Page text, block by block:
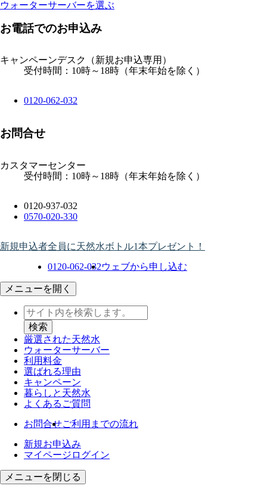
ウォーターサーバーを選ぶ
お電話でのお申込み
キャンペーンデスク
（新規お申込専用）
受付時間：10時～18時（年末年始を除く）
0120-062-032
お問合せ
カスタマーセンター
受付時間：10時～18時（年末年始を除く）
0120-937-032
0570-020-330
新規申込者全員に天然水ボトル1本プレゼント！
0120-062-032ウェブから申し込む
メニューを開く
厳選された天然水
ウォーターサーバー
利用料金
選ばれる理由
キャンペーン
暮らしと天然水
よくあるご質問
お問合せご利用までの流れ
新規お申込み
マイページログイン
メニューを閉じる